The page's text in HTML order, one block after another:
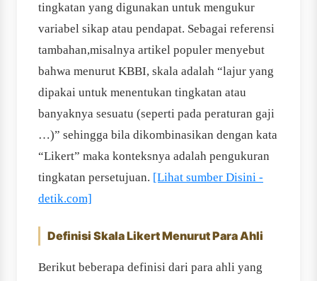
tingkatan yang digunakan untuk mengukur
variabel sikap atau pendapat. Sebagai referensi
tambahan,misalnya artikel populer menyebut
bahwa menurut KBBI, skala adalah “lajur yang
dipakai untuk menentukan tingkatan atau
banyaknya sesuatu (seperti pada peraturan gaji
…)” sehingga bila dikombinasikan dengan kata
“Likert” maka konteksnya adalah pengukuran
tingkatan persetujuan. [Lihat sumber Disini -
detik.com]
Definisi Skala Likert Menurut Para Ahli
Berikut beberapa definisi dari para ahli yang